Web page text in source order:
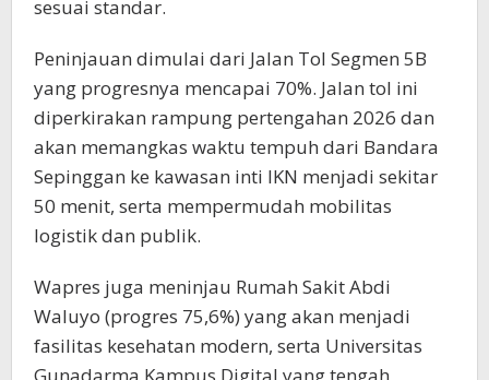
sesuai standar.
Peninjauan dimulai dari Jalan Tol Segmen 5B
yang progresnya mencapai 70%. Jalan tol ini
diperkirakan rampung pertengahan 2026 dan
akan memangkas waktu tempuh dari Bandara
Sepinggan ke kawasan inti IKN menjadi sekitar
50 menit, serta mempermudah mobilitas
logistik dan publik.
Wapres juga meninjau Rumah Sakit Abdi
Waluyo (progres 75,6%) yang akan menjadi
fasilitas kesehatan modern, serta Universitas